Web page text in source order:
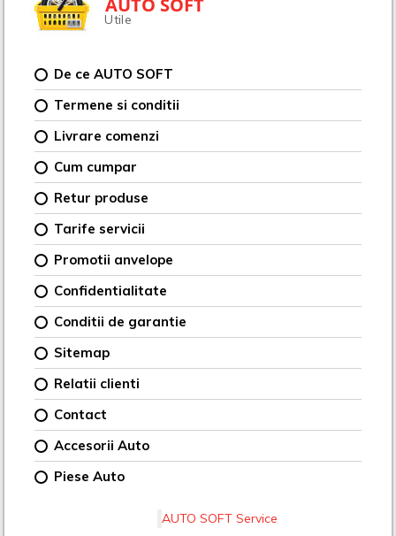
AUTO SOFT
Utile
De ce AUTO SOFT
Termene si conditii
Livrare comenzi
Cum cumpar
Retur produse
Tarife servicii
Promotii anvelope
Confidentialitate
Conditii de garantie
Sitemap
Relatii clienti
Contact
Accesorii Auto
Piese Auto
AUTO SOFT Service